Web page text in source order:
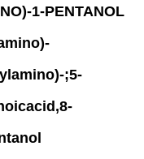
1-PENTANOL
;5-